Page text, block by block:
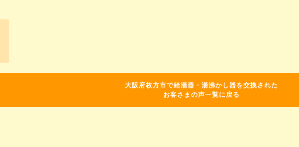
大阪府枚方市で給湯器・湯沸かし器を交換された
お客さまの声一覧に戻る